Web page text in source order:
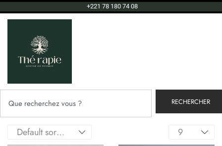
+221 78 180 74 08
RECHERCHER